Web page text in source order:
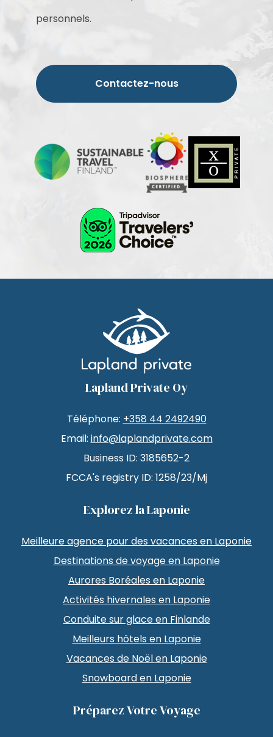
personnels.
Contactez-nous
Lapland Private Oy
Téléphone: +358 44 2492490
Email: info@laplandprivate.com
Business ID: 3185652-2
FCCA's registry ID: 1258/23/Mj
Explorez la Laponie
Meilleure agence pour des vacances en Laponie
Destinations de voyage en Laponie
Aurores Boréales en Laponie
Activités hivernales en Laponie
Conduite sur glace en Finlande
Meilleurs hôtels en Laponie
Vacances de Noël en Laponie
Snowboard en Laponie
Préparez Votre Voyage